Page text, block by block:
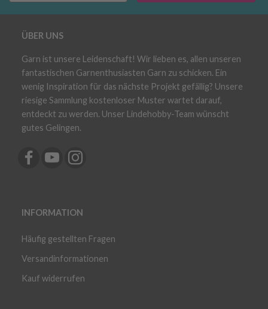
ÜBER UNS
Garn ist unsere Leidenschaft! Wir lieben es, allen unseren
fantastischen Garnenthusiasten Garn zu schicken. Ein
wenig Inspiration für das nächste Projekt gefällig? Unsere
riesige Sammlung kostenloser Muster wartet darauf,
entdeckt zu werden. Unser Lindehobby-Team wünscht
gutes Gelingen.
INFORMATION
Häufig gestellten Fragen
Versandinformationen
Kauf widerrufen